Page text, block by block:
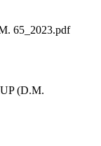
65_2023.pdf
(D.M.